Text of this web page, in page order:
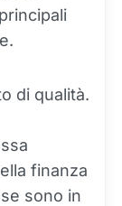
di qualità.
finanza
sono in